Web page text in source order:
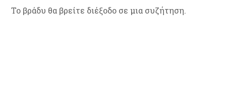
Το βράδυ θα βρείτε διέξοδο σε μια συζήτηση.